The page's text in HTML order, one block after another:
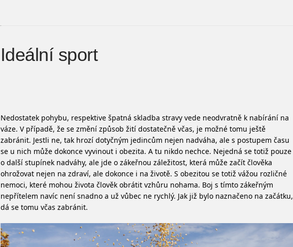
Ideální sport
Nedostatek pohybu, respektive špatná skladba stravy vede neodvratně k nabírání na
váze. V případě, že se změní způsob žití dostatečně včas, je možné tomu ještě
zabránit. Jestli ne, tak hrozí dotyčným jedincům nejen nadváha, ale s postupem času
se u nich může dokonce vyvinout i obezita. A tu nikdo nechce. Nejedná se totiž pouze
o další stupínek nadváhy, ale jde o zákeřnou záležitost, která může začít člověka
ohrožovat nejen na zdraví, ale dokonce i na životě. S obezitou se totiž vážou rozličné
nemoci, které mohou života člověk obrátit vzhůru nohama. Boj s tímto zákeřným
nepřítelem navíc není snadno a už vůbec ne rychlý. Jak již bylo naznačeno na začátku,
dá se tomu včas zabránit.